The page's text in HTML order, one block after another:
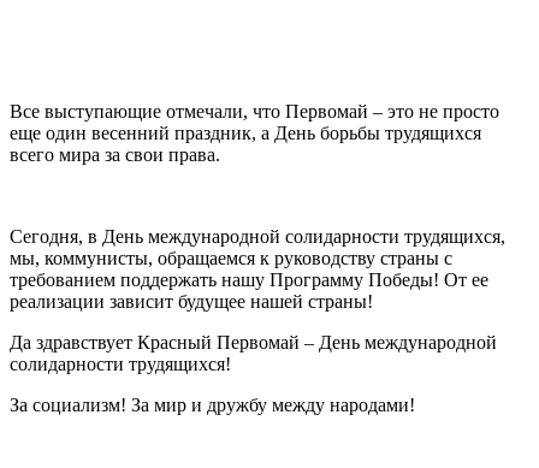
Все выступающие отмечали, что Первомай – это не просто
еще один весенний праздник, а День борьбы трудящихся
всего мира за свои права.
Сегодня, в День международной солидарности трудящихся,
мы, коммунисты, обращаемся к руководству страны с
требованием поддержать нашу Программу Победы! От ее
реализации зависит будущее нашей страны!
Да здравствует Красный Первомай – День международной
солидарности трудящихся!
За социализм! За мир и дружбу между народами!